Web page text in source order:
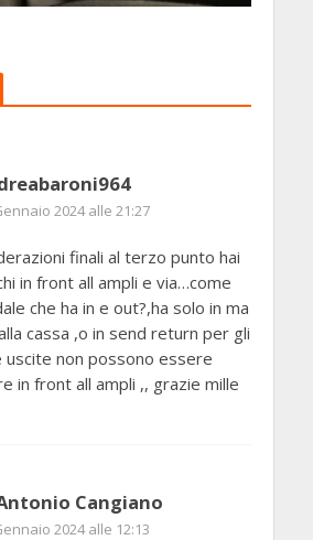
2024 alle 21:27
finali al terzo punto hai
in front all ampli e via…come
che ha in e out?,ha solo in ma
cassa ,o in send return per gli
non possono essere
in front all ampli ,, grazie mille
Cangiano
2024 alle 12:13